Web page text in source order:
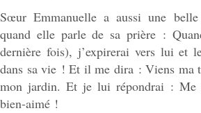
Sœur Emmanuelle a aussi une
quand elle parle de sa prière :
dernière fois), j’expirerai vers lui et
dans sa vie ! Et il me dira : Viens ma
mon jardin. Et je lui répondrai :
bien-aimé !